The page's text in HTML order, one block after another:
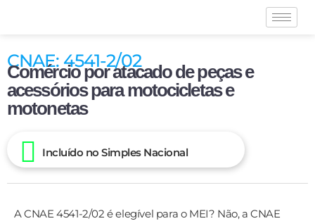
CNAE: 4541-2/02
Comércio por atacado de peças e
acessórios para motocicletas e
motonetas
Incluído no Simples Nacional
A CNAE 4541-2/02 é elegível para o MEI? Não, a CNAE